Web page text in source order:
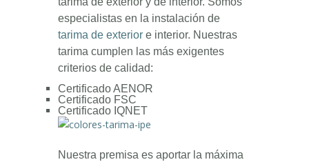
especialistas en la instalación de
tarima de exterior e interior. Nuestras
tarima cumplen las más exigentes
criterios de calidad:
Certificado AENOR
Certificado FSC
Certificado IQNET
Nuestra premisa es aportar la máxima